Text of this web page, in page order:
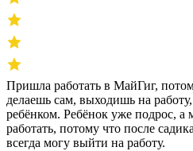
Пришла работать в МайГиг,
делаешь сам, выходишь на работу,
ребёнком. Ребёнок уже подрос, а
работать, потому что после
всегда могу выйти на работу.